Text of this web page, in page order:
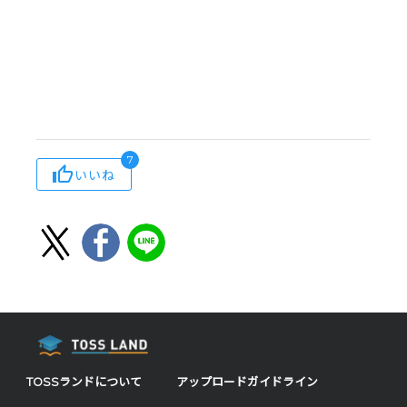
いいね
7
TOSSランドについて アップロードガイドライン